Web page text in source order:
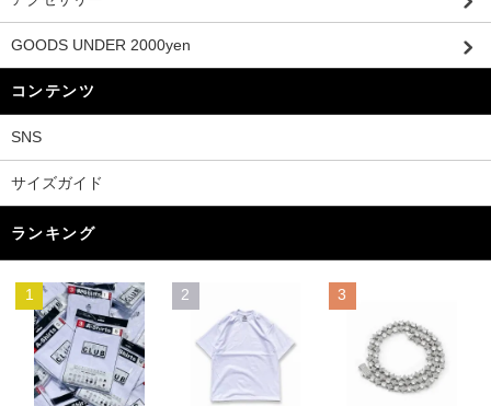
GOODS UNDER 2000yen
コンテンツ
SNS
サイズガイド
ランキング
1 2 3